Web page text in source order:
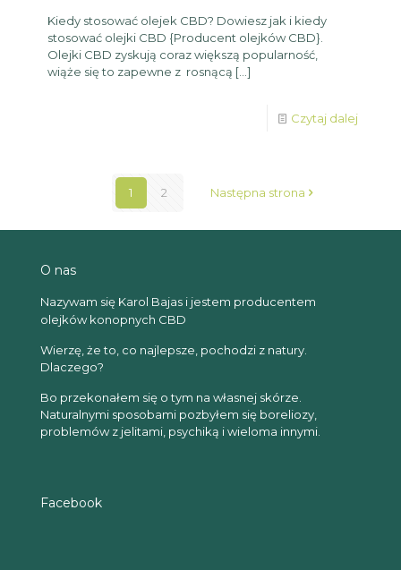
Kiedy stosować olejek CBD? Dowiesz jak i kiedy
stosować olejki CBD {Producent olejków CBD}.
Olejki CBD zyskują coraz większą popularność,
wiąże się to zapewne z rosnącą […]
Czytaj dalej
1 2 Następna strona
O nas
Nazywam się Karol Bajas i jestem producentem
olejków konopnych CBD
Wierzę, że to, co najlepsze, pochodzi z natury.
Dlaczego?
Bo przekonałem się o tym na własnej skórze.
Naturalnymi sposobami pozbyłem się boreliozy,
problemów z jelitami, psychiką i wieloma innymi.
Facebook